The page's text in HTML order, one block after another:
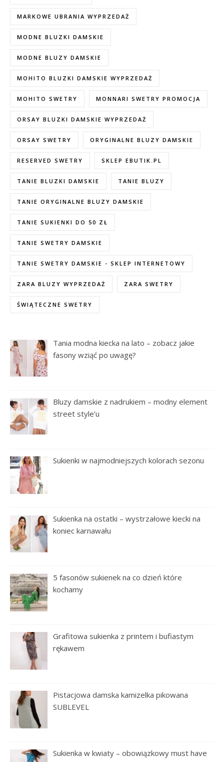
MARKOWE UBRANIA WYPRZEDAŻ
MODNE BLUZKI DAMSKIE
MODNE BLUZY DAMSKIE
MOHITO BLUZKI DAMSKIE WYPRZEDAŻ
MOHITO SWETRY MONNARI SWETRY PROMOCJA
ORSAY BLUZKI DAMSKIE WYPRZEDAŻ
ORSAY SWETRY ORYGINALNE BLUZY DAMSKIE
RESERVED SWETRY SKLEP EBUTIK.PL
TANIE BLUZKI DAMSKIE TANIE BLUZY
TANIE ORYGINALNE BLUZY DAMSKIE
TANIE SUKIENKI DO 50 ZŁ
TANIE SWETRY DAMSKIE
TANIE SWETRY DAMSKIE - SKLEP INTERNETOWY
ZARA BLUZY WYPRZEDAŻ ZARA SWETRY
ŚWIĄTECZNE SWETRY
Tania modna kiecka na lato – zobacz jakie
fasony wziąć po uwagę?
Bluzy damskie z nadrukiem – modny element
street style’u
Sukienki w najmodniejszych kolorach sezonu
Sukienka na ostatki – wystrzałowe kiecki na
koniec karnawału
5 fasonów sukienek na co dzień które
kochamy
Grafitowa sukienka z printem i bufiastym
rękawem
Pistacjowa damska kamizelka pikowana
SUBLEVEL
Sukienka w kwiaty – obowiązkowy must have